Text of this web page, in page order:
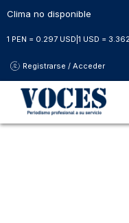
Clima no disponible
1 PEN = 0.297 USD 1 USD =
Registrarse / Acceder